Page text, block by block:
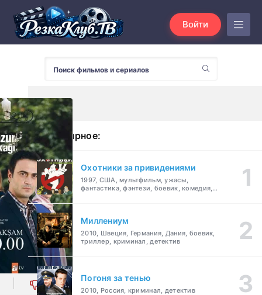
Войти
0
Популярное:
Охотники за привидениями
1997, США, мультфильм, ужасы,
фантастика, фэнтези, боевик, комедия,
Миллениум
2010, Швеция, Германия, Дания, боевик,
триллер, криминал, детектив
Погоня за тенью
2010, Россия, криминал, детектив